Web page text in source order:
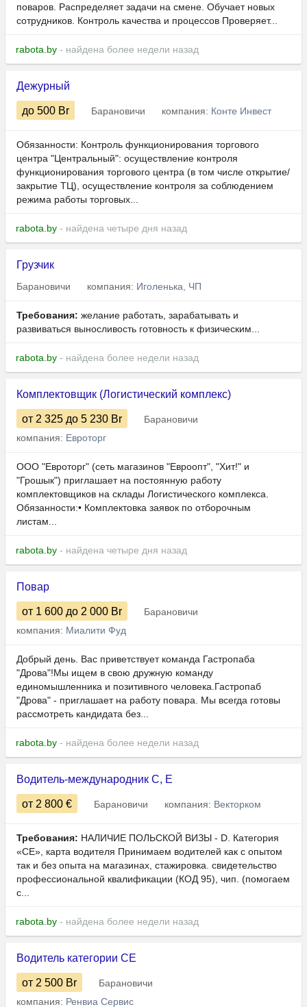
поваров. Распределяет задачи на смене. Обучает новых
сотрудников. Контроль качества и процессов Проверяет...
rabota.by - найдена более недели назад
Дежурный
до 500 Br Барановичи компания: Конте Инвест
Обязанности: Контроль функционирования торгового
центра "Центральный": осуществление контроля
функционирования торгового центра (в том числе открытие/
закрытие ТЦ), осуществление контроля за соблюдением
режима работы торговых...
rabota.by - найдена четыре дня назад
Грузчик
Барановичи компания: Иголенька, ЧП
Требования: желание работать, зарабатывать и
развиваться выносливость готовность к физическим...
rabota.by - найдена более недели назад
Комплектовщик (Логистический комплекс)
от 2 325 до 5 230 Br
Барановичи
компания: Евроторг
ООО "Евроторг" (сеть магазинов "Евроопт", "Хит!" и
"Грошык") приглашает на постоянную работу
комплектовщиков на склады Логистического комплекса.
Обязанности:• Комплектовка заявок по отборочным
листам...
rabota.by - найдена четыре дня назад
Повар
от 1 600 до 2 000 Br
Барановичи
компания: Миалити Фуд
Добрый день. Вас приветствует команда Гастропаба
"Дрова"!Мы ищем в свою дружную команду
единомышленника и позитивного человека.Гастропаб
"Дрова" - приглашает на работу повара. Мы всегда готовы
рассмотреть кандидата без...
rabota.by - найдена более недели назад
Водитель-международник C, E
от 2 800 € Барановичи компания: Векторком
Требования: НАЛИЧИЕ ПОЛЬСКОЙ ВИЗЫ - D. Категория
«СЕ», карта водителя Принимаем водителей как с опытом
так и без опыта на магазинах, стажировка. свидетельство
профессиональной квалификации (КОД 95), чип. (помогаем
с...
rabota.by - найдена более недели назад
Водитель категории СE
от 2 500 Br
Барановичи
компания: Ренвиа Сервис